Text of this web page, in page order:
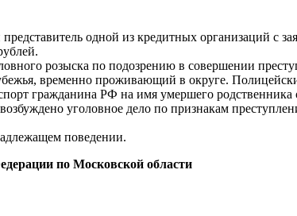
одной из кредитных организаций с
розыска по подозрению в совершении
временно проживающий в округе.
гражданина РФ на имя умершего родственника
уголовное дело по признакам
поведении.
по Московской области